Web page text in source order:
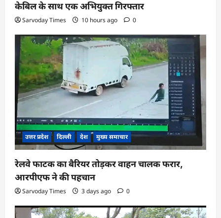
केबिल के साथ एक अभियुक्त गिरफ्तार
Sarvoday Times 10 hours ago 0
उत्तर प्रदेश दिल्ली देश मुख्य समाचार
रेलवे फाटक का बैरियर तोड़कर वाहन चालक फरार,
आरपीएफ ने की पहचान
Sarvoday Times 3 days ago 0